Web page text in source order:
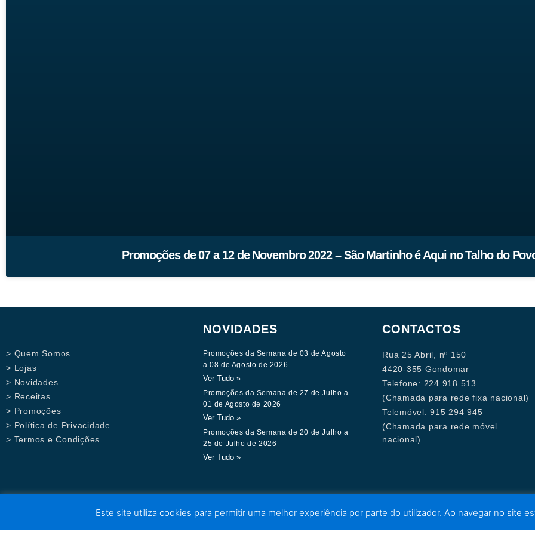
Promoções de 07 a 12 de Novembro 2022 – São Martinho é Aqui no Talho do
> Quem Somos
> Lojas
> Novidades
> Receitas
> Promoções
> Política de Privacidade
> Termos e Condições
NOVIDADES
Promoções da Semana de 03 de Agosto
a 08 de Agosto de 2026
Ver Tudo »
Promoções da Semana de 27 de Julho a
01 de Agosto de 2026
Ver Tudo »
Promoções da Semana de 20 de Julho a
25 de Julho de 2026
Ver Tudo »
CONTACTOS
Rua 25 Abril, nº 150
4420-355 Gondomar
Telefone: 224 918 513
(Chamada para rede fixa nacional)
Telemóvel: 915 294 945
(Chamada para rede móvel
nacional)
Este site utiliza cookies para permitir uma melhor experiência por parte do utilizador. Ao navegar no site